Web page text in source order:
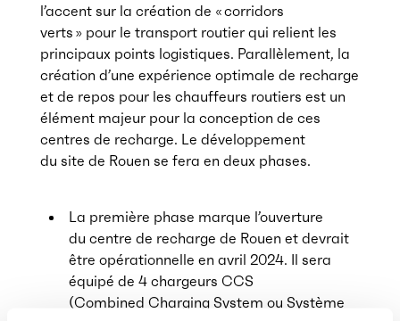
l’accent sur la création de « corridors
verts » pour le transport routier qui relient les
principaux points logistiques. Parallèlement, la
création d’une expérience optimale de recharge
et de repos pour les chauffeurs routiers est un
élément majeur pour la conception de ces
centres de recharge. Le développement
du site de Rouen se fera en deux phases.
La première phase marque l’ouverture
du centre de recharge de Rouen et devrait
être opérationnelle en avril 2024. Il sera
équipé de 4 chargeurs CCS
(Combined Charging System ou Système